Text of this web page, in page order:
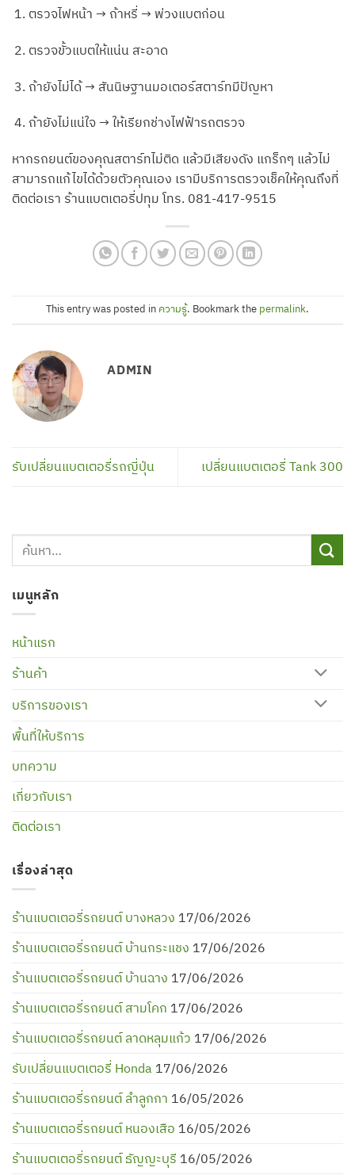
ตรวจไฟหน้า → ถ้าหรี่ → พ่วงแบตก่อน
ตรวจขั้วแบตให้แน่น สะอาด
ถ้ายังไม่ได้ → สันนิษฐานมอเตอร์สตาร์ทมีปัญหา
ถ้ายังไม่แน่ใจ → ให้เรียกช่างไฟฟ้ารถตรวจ
หากรถยนต์ของคุณสตาร์ทไม่ติด แล้วมีเสียงดัง แกร็กๆ แล้วไม่
สามารถแก้ไขได้ด้วยตัวคุณเอง เรามีบริการตรวจเช็คให้คุณถึงที่
ติดต่อเรา ร้านแบตเตอรี่ปทุม โทร. 081-417-9515
This entry was posted in ความรู้. Bookmark the permalink.
ADMIN
รับเปลี่ยนแบตเตอรี่รถญี่ปุ่น เปลี่ยนแบตเตอรี่ Tank 300
เมนูหลัก
หน้าแรก
ร้านค้า
บริการของเรา
พื้นที่ให้บริการ
บทความ
เกี่ยวกับเรา
ติดต่อเรา
เรื่องล่าสุด
ร้านแบตเตอรี่รถยนต์ บางหลวง 17/06/2026
ร้านแบตเตอรี่รถยนต์ บ้านกระแชง 17/06/2026
ร้านแบตเตอรี่รถยนต์ บ้านฉาง 17/06/2026
ร้านแบตเตอรี่รถยนต์ สามโคก 17/06/2026
ร้านแบตเตอรี่รถยนต์ ลาดหลุมแก้ว 17/06/2026
รับเปลี่ยนแบตเตอรี่ Honda 17/06/2026
ร้านแบตเตอรี่รถยนต์ ลำลูกกา 16/05/2026
ร้านแบตเตอรี่รถยนต์ หนองเสือ 16/05/2026
ร้านแบตเตอรี่รถยนต์ ธัญญะบุรี 16/05/2026